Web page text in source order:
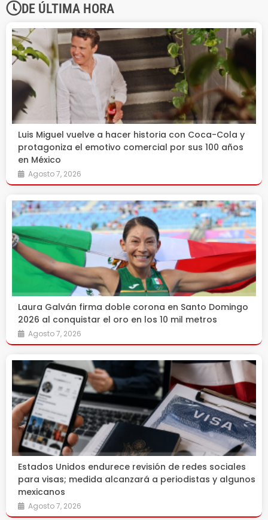
DE ÚLTIMA HORA
Luis Miguel vuelve a hacer historia con Coca-Cola y
protagoniza el emotivo comercial por sus 100 años
en México
Agosto 7, 2026
Laura Galván firma doble corona en Santo Domingo
2026 al conquistar el oro en los 10 mil metros
Agosto 7, 2026
Estados Unidos endurece revisión de redes sociales
para visas; medida alcanzará a periodistas y algunos
mexicanos
Agosto 7, 2026